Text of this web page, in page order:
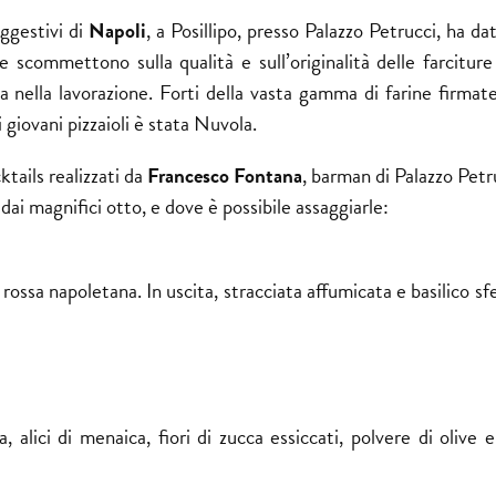
di Napoli, a Posillipo, presso Palazzo Petrucci, ha
sulla qualità e sull’originalità delle
lavorazione. Forti della vasta gamma di farine
pizzaioli è stata Nuvola.
realizzati da Francesco Fontana, barman di Palazzo
magnifici otto, e dove è possibile assaggiarle:
napoletana. In uscita, stracciata affumicata e basilico
di menaica, fiori di zucca essiccati, polvere di olive